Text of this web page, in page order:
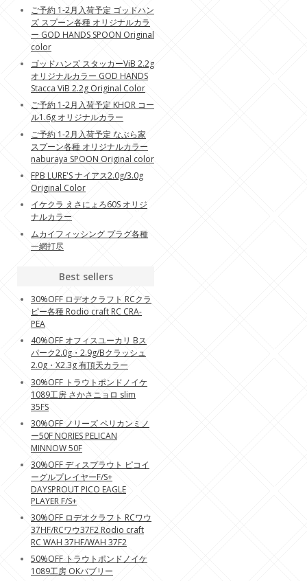
ご予約 1-2月入荷予定 ゴッドハン
ズ スプーン各種 オリジナルカラ
ー GOD HANDS SPOON Original
color
ゴッドハンズ スタッカーViB 2.2g
オリジナルカラー GOD HANDS
Stacca ViB 2.2g Original Color
ご予約 1-2月入荷予定 KHOR コー
ル1.6g オリジナルカラー
ご予約 1-2月入荷予定 なぶら家
スプーン各種 オリジナルカラー
naburaya SPOON Original color
FPB LURE'S ナイアス2.0g/3.0g
Original Color
イケクラ えさにょろ60S オリジ
ナルカラー
ムカイフィッシング プラグ各種
一網打尽
Best sellers
30%OFF ロデオクラフト RCクラ
ピー各種 Rodio craft RC CRA-
PEA
40%OFF オフィスユーカリ Bス
パーク2.0g・2.9g/Bクラッシュ
2.0g・X2.3g 有頂天カラー
30%OFF トラウトポンドノイケ
1089工房 さかさニョロ slim
35FS
30%OFF ノリーズ ペリカンミノ
ー50F NORIES PELICAN
MINNOW 50F
30%OFF ディスプラウト ピコイ
ーグルプレイヤーF/S+
DAYSPROUT PICO EAGLE
PLAYER F/S+
30%OFF ロデオクラフト RCワウ
37HF/RCワウ37F2 Rodio craft
RC WAH 37HF/WAH 37F2
50%OFF トラウトポンドノイケ
1089工房 OKバブリー